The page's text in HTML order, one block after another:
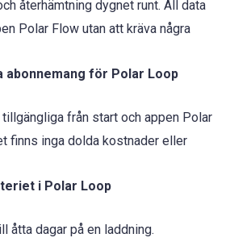
återhämtning dygnet runt. All data
Polar Flow utan att kräva några
abonnemang för Polar Loop
från start och appen Polar
finns inga dolda kostnader eller
i Polar Loop
åtta dagar på en laddning.